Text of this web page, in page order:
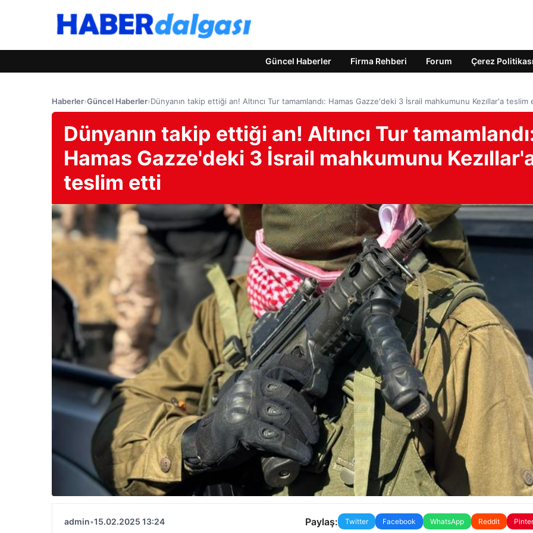
Güncel Haberler Firma Rehberi Forum Çerez Politikası
Haberler›Güncel Haberler›Dünyanın takip ettiği an! Altıncı Tur tamamlandı: Hamas Gazze'deki 3 İsrail mahkumunu Kezıllar'a teslim
Dünyanın takip ettiği an! Altıncı Tur
Hamas Gazze'deki 3 İsrail mahkumunu
teslim etti
admin•15.02.2025 13:24 Paylaş: Twitter Facebook WhatsApp Reddit